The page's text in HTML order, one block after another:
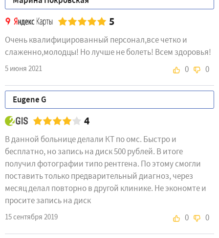
5
Очень квалифицированный персонал,все четко и
слаженно,молодцы! Но лучше не болеть! Всем здоровья!
5 июня 2021 0 0
​Eugene G
4
В данной больнице делали КТ по омс. Быстро и
бесплатно, но запись на диск 500 рублей. В итоге
получил фотографии типо рентгена. По этому смогли
поставить только предварительный диагноз, через
месяц делал повторно в другой клинике. Не экономте и
просите запись на диск
15 сентября 2019 0 0